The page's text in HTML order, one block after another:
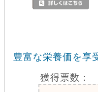
豊富な栄養価を享
獲得票数：